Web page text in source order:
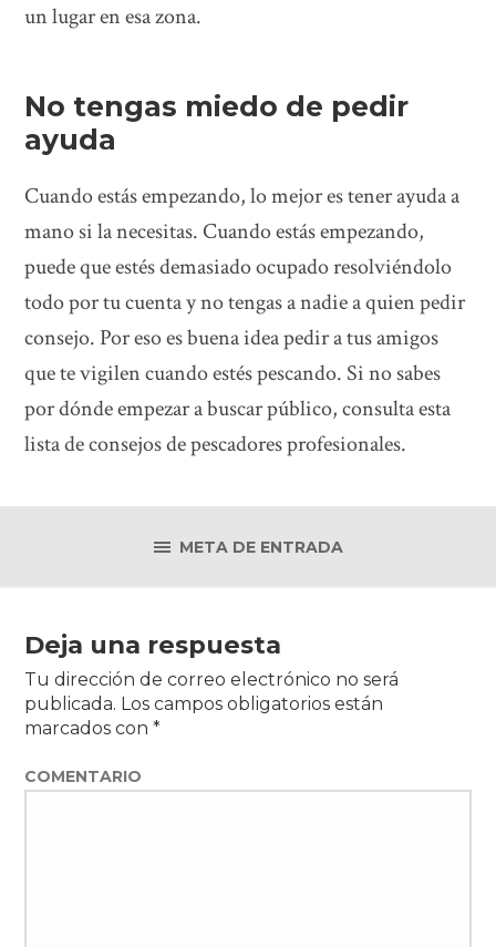
un lugar en esa zona.
No tengas miedo de pedir
ayuda
Cuando estás empezando, lo mejor es tener ayuda a
mano si la necesitas. Cuando estás empezando,
puede que estés demasiado ocupado resolviéndolo
todo por tu cuenta y no tengas a nadie a quien pedir
consejo. Por eso es buena idea pedir a tus amigos
que te vigilen cuando estés pescando. Si no sabes
por dónde empezar a buscar público, consulta esta
lista de consejos de pescadores profesionales.
META DE ENTRADA
Deja una respuesta
Tu dirección de correo electrónico no será
publicada. Los campos obligatorios están
marcados con*
COMENTARIO